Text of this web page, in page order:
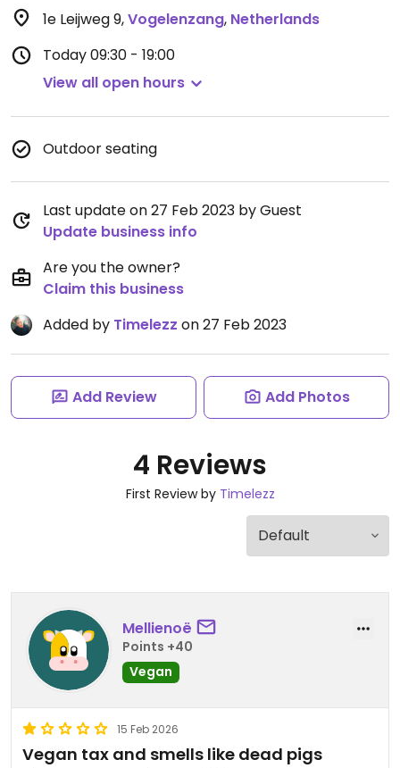
1e Leijweg 9,Vogelenzang, Netherlands
Today09:30 - 19:00
View all open hours
Outdoor seating
Last update on 27 Feb 2023 by Guest
Update business info
Are you the owner?
Claim this business
Added by Timelezz on 27 Feb 2023
Add Review Add Photos
4 Reviews
First Review by Timelezz
Mellienoë
Points +40
Vegan
15 Feb 2026
Vegan tax and smells like dead pigs